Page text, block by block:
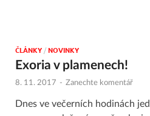
ČLÁNKY /NOVINKY
Exoria v plamenech!
8. 11. 2017 - Zanechte komentář
Dnes ve večerních hodinách